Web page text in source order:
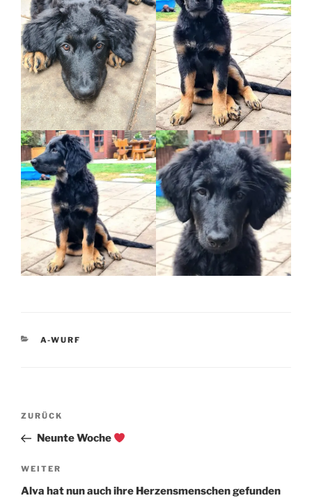
KATEGORIEN
A-WURF
Beitragsnavigation
Vorheriger
Beitrag
ZURÜCK
Neunte Woche
Nächster
Beitrag
WEITER
Alva hat nun auch ihre Herzensmenschen gefunden